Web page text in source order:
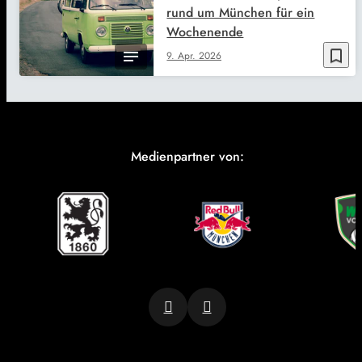
bookmark_border
9. Apr. 2026
rund um München für ein
Wochenende
Medienpartner von: